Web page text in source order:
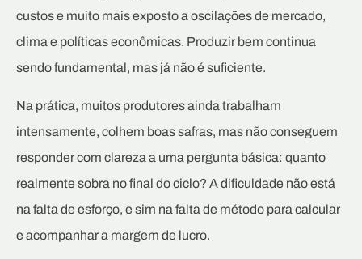
custos e muito mais exposto a oscilações de mercado,
clima e políticas econômicas. Produzir bem continua
sendo fundamental, mas já não é suficiente.
Na prática, muitos produtores ainda trabalham
intensamente, colhem boas safras, mas não conseguem
responder com clareza a uma pergunta básica: quanto
realmente sobra no final do ciclo? A dificuldade não está
na falta de esforço, e sim na falta de método para calcular
e acompanhar a margem de lucro.